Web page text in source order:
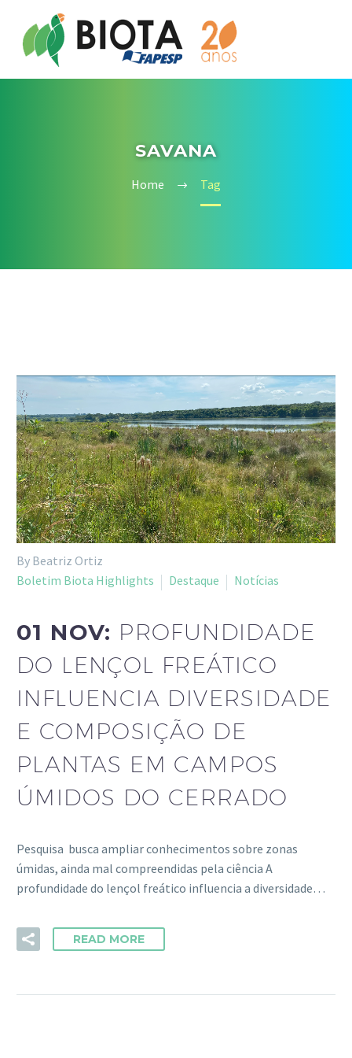
SAVANA
Home Tag
By Beatriz Ortiz
Boletim Biota Highlights
Destaque Notícias
01 NOV: PROFUNDIDADE
DO LENÇOL FREÁTICO
INFLUENCIA DIVERSIDADE
E COMPOSIÇÃO DE
PLANTAS EM CAMPOS
ÚMIDOS DO CERRADO
Pesquisa busca ampliar conhecimentos sobre zonas
úmidas, ainda mal compreendidas pela ciência A
profundidade do lençol freático influencia a diversidade…
READ MORE